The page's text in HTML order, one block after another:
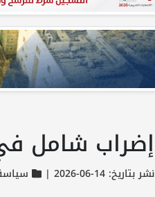
إضراب شامل
نشر بتاريخ: 14-06-2026 |